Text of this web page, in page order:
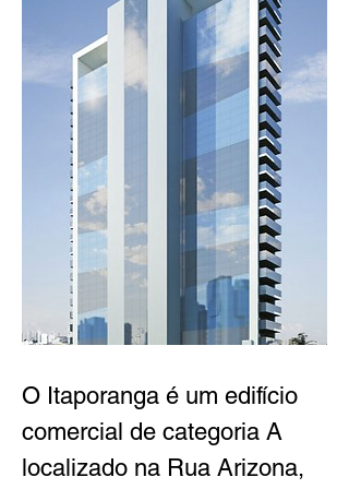
O Itaporanga é um edifício
comercial de categoria A
localizado na Rua Arizona,